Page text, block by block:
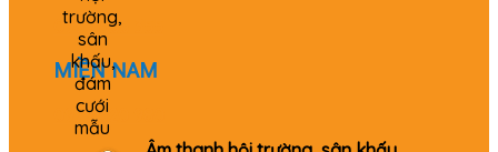
0982 655 355
MIỀN NAM
0979 520 980